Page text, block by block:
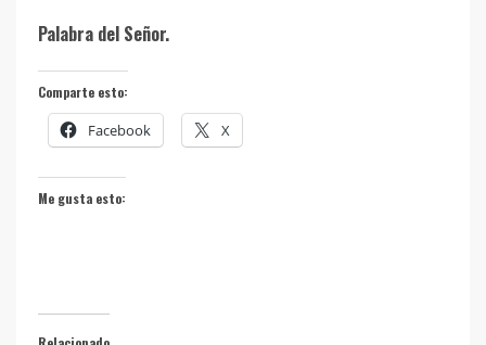
Palabra del Señor.
Comparte esto:
Facebook X
Me gusta esto: